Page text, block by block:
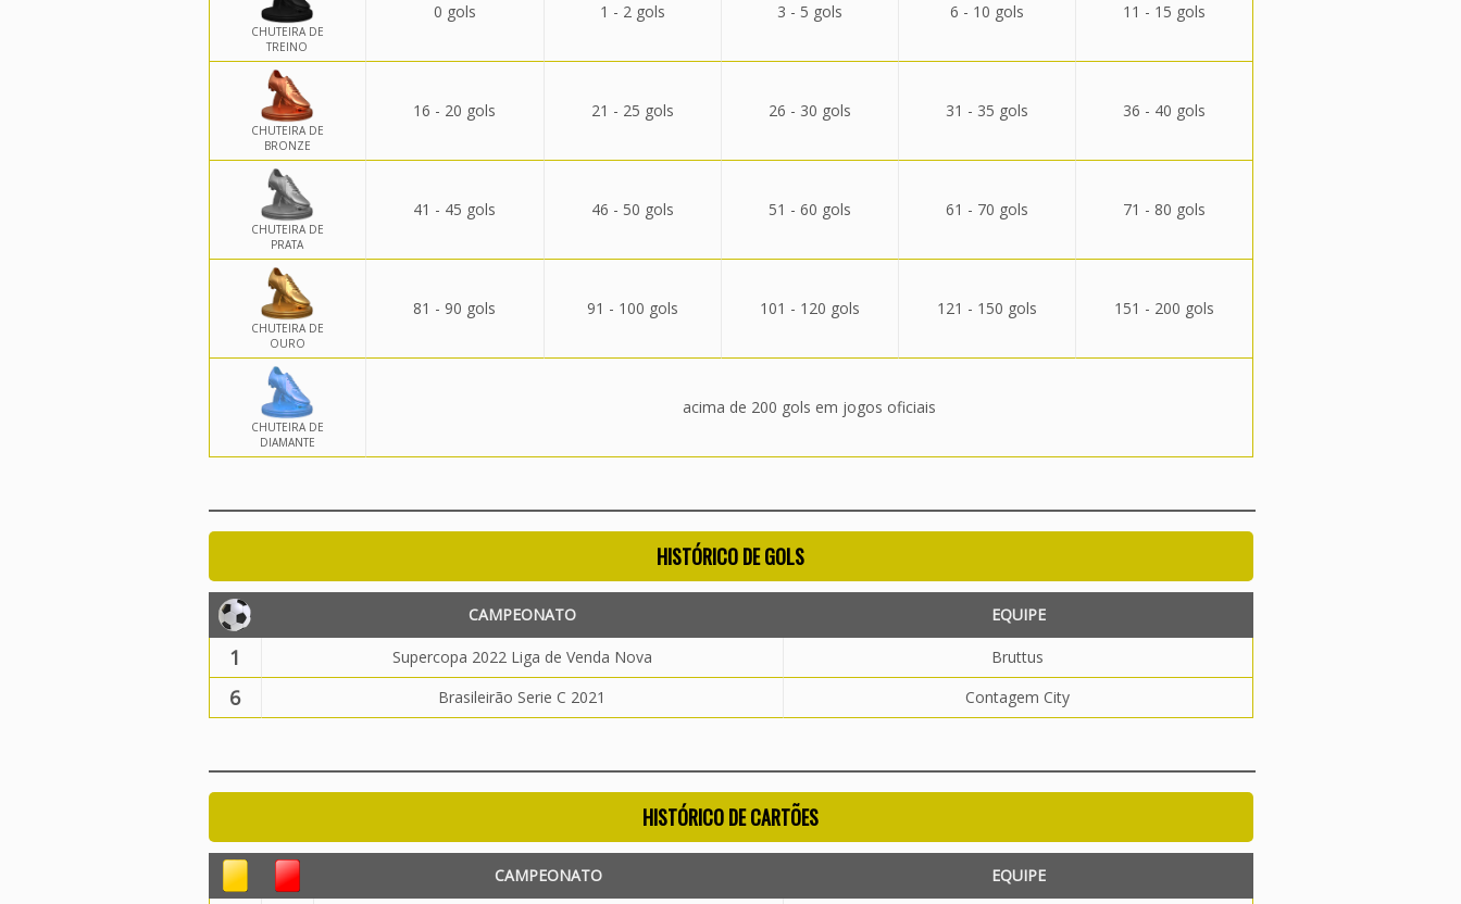
CHUTEIRA DE
TREINO
0 gols 1 - 2 gols 3 - 5 gols 6 - 10 gols 11 - 15 gols
CHUTEIRA DE
BRONZE
16 - 20 gols 21 - 25 gols 26 - 30 gols 31 - 35 gols 36 - 40 gols
CHUTEIRA DE
PRATA
41 - 45 gols 46 - 50 gols 51 - 60 gols 61 - 70 gols 71 - 80 gols
CHUTEIRA DE
OURO
81 - 90 gols 91 - 100 gols 101 - 120 gols 121 - 150 gols 151 - 200 gols
CHUTEIRA DE
DIAMANTE
acima de 200 gols em jogos oficiais
HISTÓRICO DE GOLS
CAMPEONATO EQUIPE
1 Supercopa 2022 Liga de Venda Nova Bruttus
6 Brasileirão Serie C 2021 Contagem City
HISTÓRICO DE CARTÕES
CAMPEONATO EQUIPE